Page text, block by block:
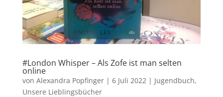
#London Whisper – Als Zofe ist man selten
online
von Alexandra Popfinger| 6 Juli 2022 | Jugendbuch,
Unsere Lieblingsbücher